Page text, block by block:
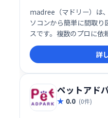
madree（マドリー）は
ソコンから簡単に間取
スです。複数のプロに依
す。理想の間取りを実
や手間をかけたくない方
詳
ペットアド
0.0 (0件)